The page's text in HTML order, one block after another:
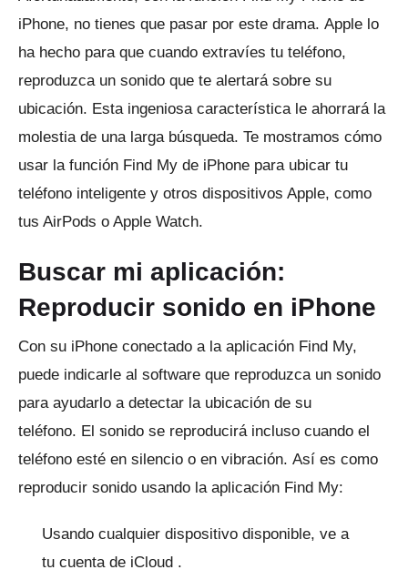
iPhone, no tienes que pasar por este drama. Apple lo
ha hecho para que cuando extravíes tu teléfono,
reproduzca un sonido que te alertará sobre su
ubicación. Esta ingeniosa característica le ahorrará la
molestia de una larga búsqueda. Te mostramos cómo
usar la función Find My de iPhone para ubicar tu
teléfono inteligente y otros dispositivos Apple, como
tus AirPods o Apple Watch.
Buscar mi aplicación:
Reproducir sonido en iPhone
Con su iPhone conectado a la aplicación Find My,
puede indicarle al software que reproduzca un sonido
para ayudarlo a detectar la ubicación de su
teléfono. El sonido se reproducirá incluso cuando el
teléfono esté en silencio o en vibración. Así es como
reproducir sonido usando la aplicación Find My:
Usando cualquier dispositivo disponible, ve a
tu cuenta de iCloud .